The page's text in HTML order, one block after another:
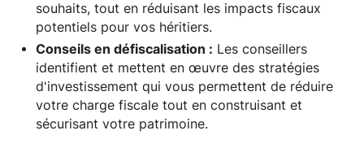
souhaits, tout en réduisant les impacts fiscaux
potentiels pour vos héritiers.
Conseils en défiscalisation : Les conseillers
identifient et mettent en œuvre des stratégies
d'investissement qui vous permettent de réduire
votre charge fiscale tout en construisant et
sécurisant votre patrimoine.